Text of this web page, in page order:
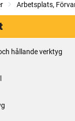
Arbetsplats,
hållande verktyg